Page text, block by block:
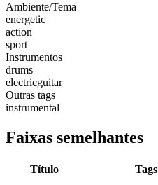
Ambiente/Tema
energetic
action
sport
Instrumentos
drums
electricguitar
Outras tags
instrumental
Faixas semelhantes
Título Tags